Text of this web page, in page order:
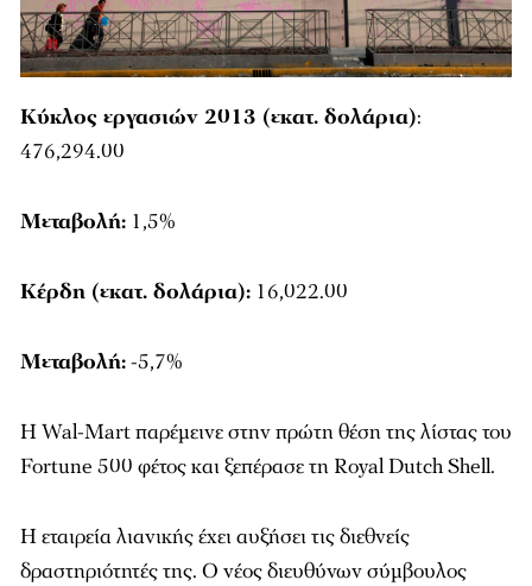
Κύκλος εργασιών 2013 (εκατ. δολάρια):
476,294.00
Μεταβολή: 1,5%
Κέρδη (εκατ. δολάρια): 16,022.00
Μεταβολή:-5,7%
H Wal-Mart παρέμεινε στην πρώτη θέση της λίστας του
Fortune 500 φέτος και ξεπέρασε τη Royal Dutch Shell.
Η εταιρεία λιανικής έχει αυξήσει τις διεθνείς
δραστηριότητές της. Ο νέος διευθύνων σύμβουλος